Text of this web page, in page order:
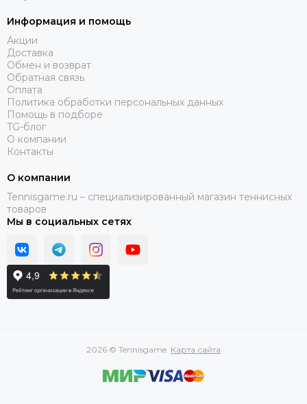
Информация и помощь
Акции
Доставка
Обмен и возврат
Обратная связь
Оплата
Политика обработки персональных данных
Помощь в подборе
TG-блог
О компании
Контакты
О компании
Tennisgame.ru – специализированный магазин теннисных
товаров
Мы в социальных сетях
2026 © Tennisgame. Карта сайта